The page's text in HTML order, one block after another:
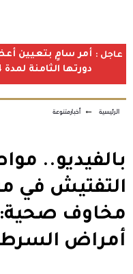
عاجل : أمر سامٍ بتعيين
دورتها الثامنة لمدة 4 سنوات
الرئيسية ← أخبارمتنوعة
بالفيديو..
التفتيش في
مخاوف
أمراض